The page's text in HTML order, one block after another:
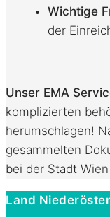
Wichtige
der
Unser EMA
komplizierten
herumschlagen!
gesammelten
bei der Stadt
Land